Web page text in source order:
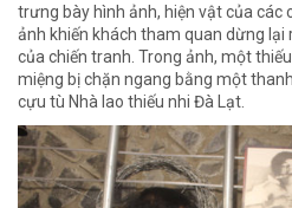
trưng bày hình ảnh, hiện vật của
ảnh khiến khách tham quan dừng lại
của chiến tranh. Trong ảnh, một
miệng bị chặn ngang bằng một
cựu tù Nhà lao thiếu nhi Đà Lạt.